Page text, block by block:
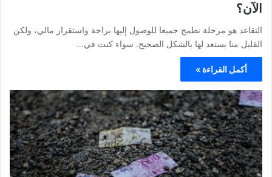
الآن؟
التقاعد هو مرحلة نطمح جميعا للوصول إليها براحة واستقرار مالي، ولكن
القليل منا يستعد لها بالشكل الصحيح. سواء كنت في…
أكمل القراءة »